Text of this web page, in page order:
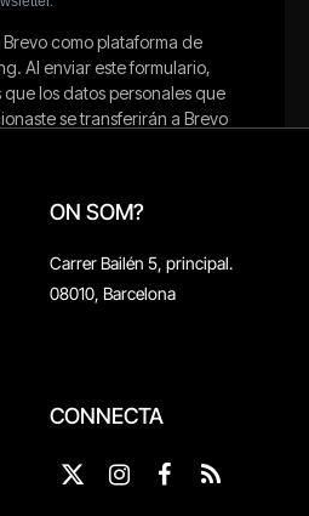
ON SOM?
Carrer Bailén 5, principal.
08010, Barcelona
CONNECTA
X
InstagramFacebook
RSS